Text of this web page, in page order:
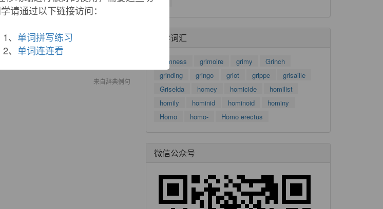
our society remains pluralistic ,
来自《简明英汉词典》
of thetopicalinformation.
来自辞典例句
推荐词汇
grimness grimoire grimy
Grinch
grinding
gringo griot grippe
grisaille
Griselda
homey homicide
homilist
homily
hominid hominoid
hominy
Homo
homo- Homo erectus
微信公众号
请通过以下链接访问：
1、 单词拼写练习
2、 单词连连看